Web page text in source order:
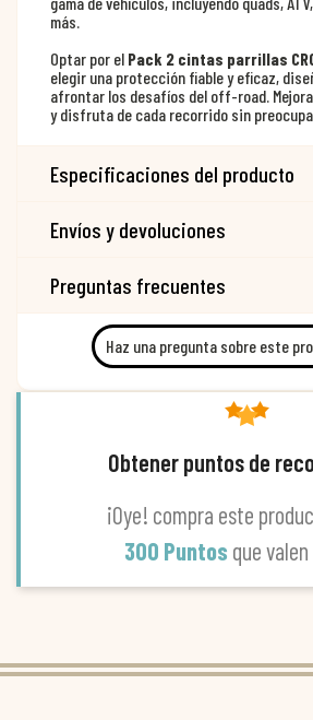
más.
Optar por el Pack 2 cintas parrillas
elegir una protección fiable y eficaz,
afrontar los desafíos del off-road.
y disfruta de cada recorrido sin
Especificaciones del producto
Envíos y devoluciones
Preguntas frecuentes
Haz una pregunta sobre este
Obtener puntos de
¡Oye! compra este
300 Puntos que valen